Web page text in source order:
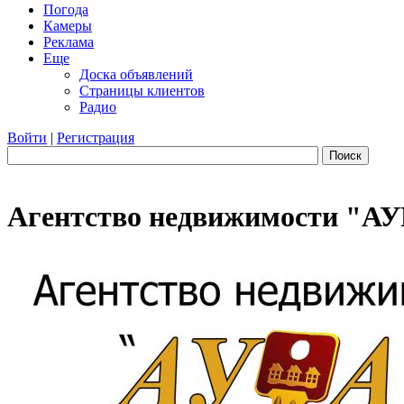
Погода
Камеры
Реклама
Еще
Доска объявлений
Страницы клиентов
Радио
Войти | Регистрация
Поиск
Агентство недвижимости